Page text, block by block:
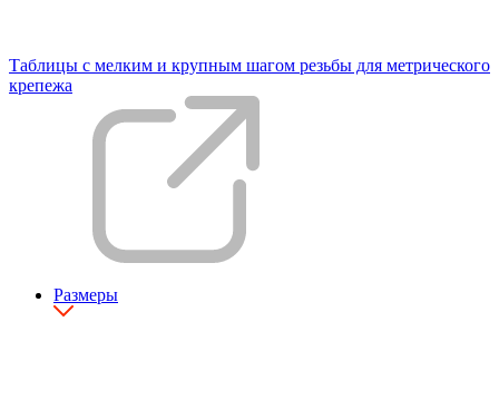
Таблицы с мелким и крупным шагом резьбы для метрического
крепежа
Размеры